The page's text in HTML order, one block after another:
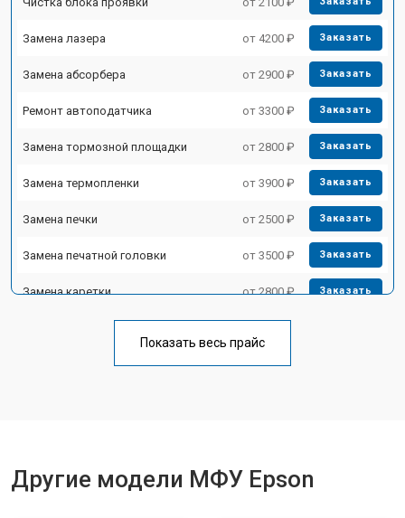
Замена лазера от 4200 ₽ Заказать
Замена абсорбера от 2900 ₽ Заказать
Ремонт автоподатчика от 3300 ₽ Заказать
Замена тормозной площадки от 2800 ₽ Заказать
Замена термопленки от 3900 ₽ Заказать
Замена печки от 2500 ₽ Заказать
Замена печатной головки от 3500 ₽ Заказать
Замена каретки от 2800 ₽ Заказать
Замена блока питания от 2500 ₽
Показать весь прайс
Другие модели МФУ Epson